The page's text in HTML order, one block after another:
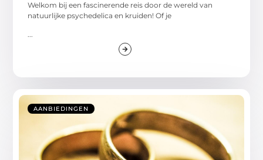
Welkom bij een fascinerende reis door de wereld van
natuurlijke psychedelica en kruiden! Of je
...
AANBIEDINGEN